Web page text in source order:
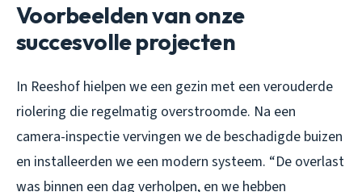
Voorbeelden van onze
succesvolle projecten
In Reeshof hielpen we een gezin met een verouderde
riolering die regelmatig overstroomde. Na een
camera-inspectie vervingen we de beschadigde buizen
en installeerden we een modern systeem. “De overlast
was binnen een dag verholpen, en we hebben